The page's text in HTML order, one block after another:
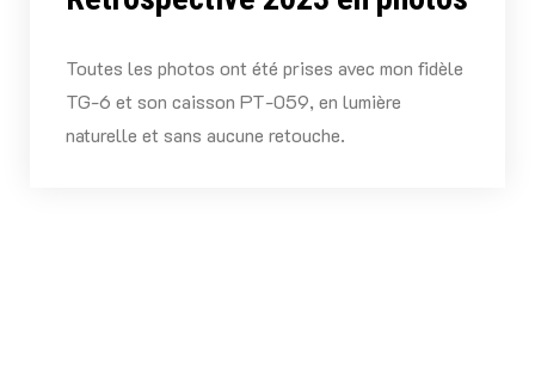
Toutes les photos ont été prises avec mon fidèle
TG-6 et son caisson PT-059, en lumière
naturelle et sans aucune retouche.